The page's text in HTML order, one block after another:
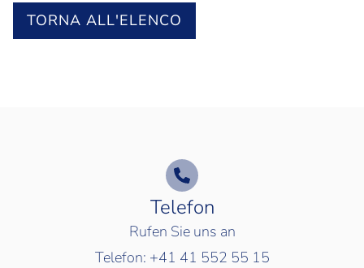
TORNA ALL'ELENCO
Telefon
Rufen Sie uns an
Telefon: +41 41 552 55 15